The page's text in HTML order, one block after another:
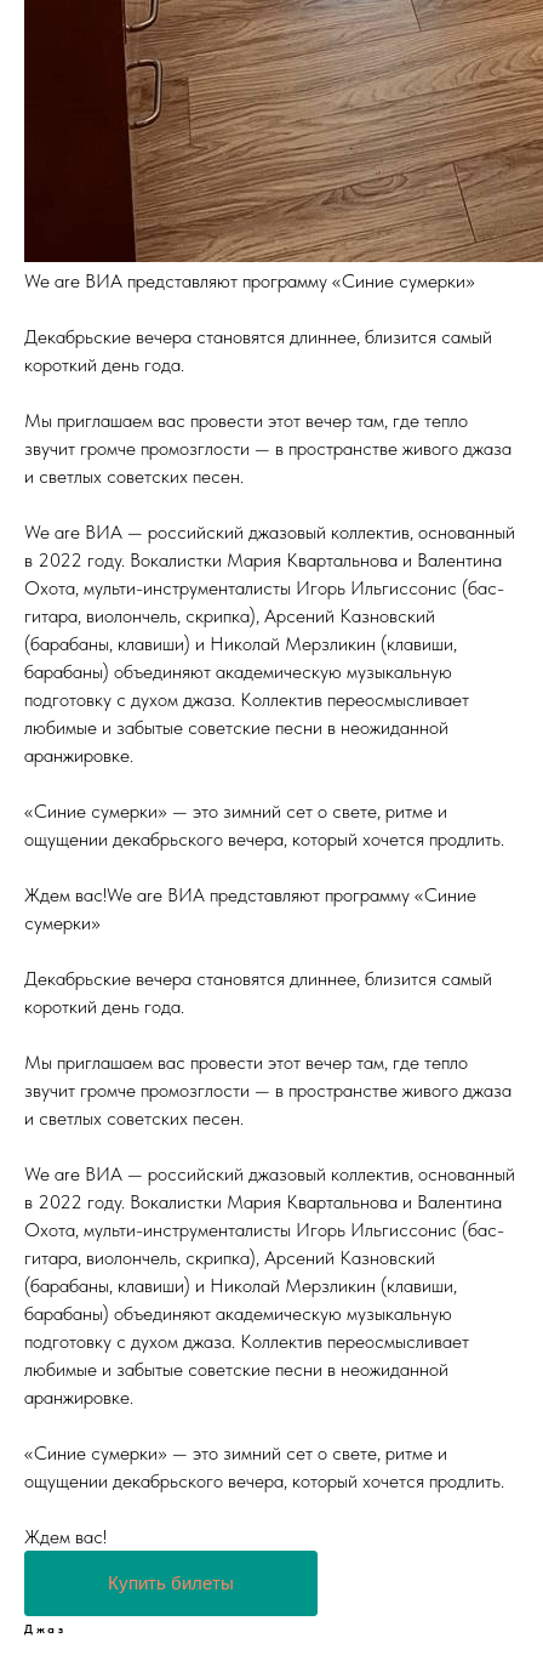
We are ВИА представляют программу «Синие сумерки»
Декабрьские вечера становятся длиннее, близится самый
короткий день года.
Мы приглашаем вас провести этот вечер там, где тепло
звучит громче промозглости — в пространстве живого джаза
и светлых советских песен.
We are ВИА — российский джазовый коллектив, основанный
в 2022 году. Вокалистки Мария Квартальнова и Валентина
Охота, мульти-инструменталисты Игорь Ильгиссонис (бас-
гитара, виолончель, скрипка), Арсений Казновский
(барабаны, клавиши) и Николай Мерзликин (клавиши,
барабаны) объединяют академическую музыкальную
подготовку с духом джаза. Коллектив переосмысливает
любимые и забытые советские песни в неожиданной
аранжировке.
«Синие сумерки» — это зимний сет о свете, ритме и
ощущении декабрьского вечера, который хочется продлить.
Ждем вас!We are ВИА представляют программу «Синие
сумерки»
Декабрьские вечера становятся длиннее, близится самый
короткий день года.
Мы приглашаем вас провести этот вечер там, где тепло
звучит громче промозглости — в пространстве живого джаза
и светлых советских песен.
We are ВИА — российский джазовый коллектив, основанный
в 2022 году. Вокалистки Мария Квартальнова и Валентина
Охота, мульти-инструменталисты Игорь Ильгиссонис (бас-
гитара, виолончель, скрипка), Арсений Казновский
(барабаны, клавиши) и Николай Мерзликин (клавиши,
барабаны) объединяют академическую музыкальную
подготовку с духом джаза. Коллектив переосмысливает
любимые и забытые советские песни в неожиданной
аранжировке.
«Синие сумерки» — это зимний сет о свете, ритме и
ощущении декабрьского вечера, который хочется продлить.
Ждем вас!
Купить билеты
Джаз